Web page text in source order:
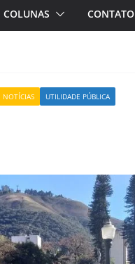
COLUNAS CONTATO
NOTÍCIAS UTILIDADE PÚBLICA